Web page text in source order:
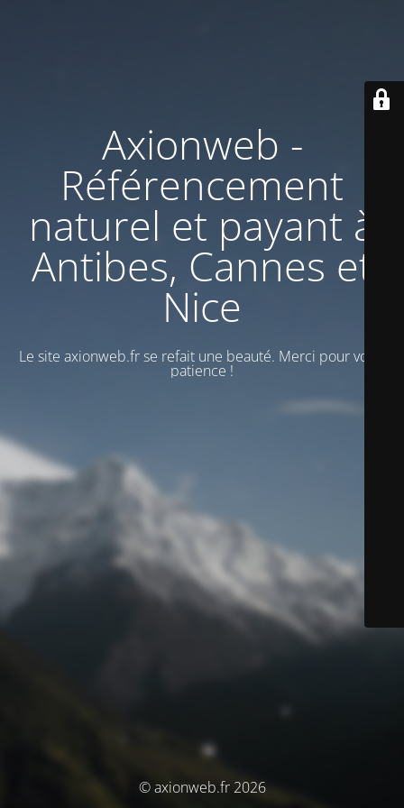
Axionweb -
Référencement
naturel et payant à
Antibes, Cannes et
Nice
Le site axionweb.fr se refait une beauté. Merci pour votre
patience !
© axionweb.fr 2026